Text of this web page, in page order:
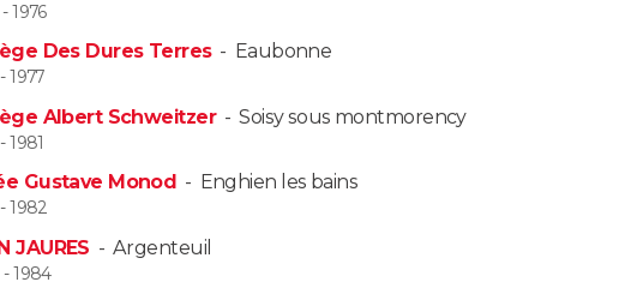
1976
Des Dures Terres- Eaubonne
1977
Albert Schweitzer-Soisy sous montmorency
1981
Gustave Monod - Enghien les bains
1982
JAURES -Argenteuil
1984